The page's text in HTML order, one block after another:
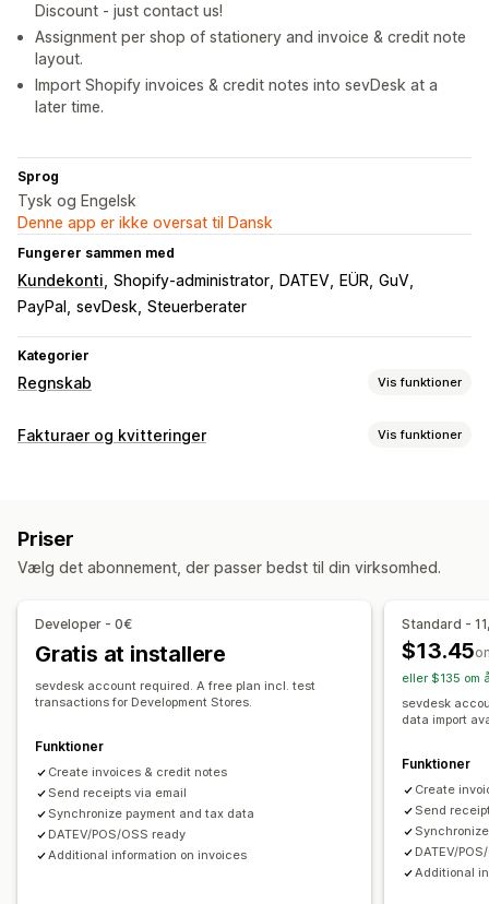
Discount - just contact us!
Assignment per shop of stationery and invoice & credit note
layout.
Import Shopify invoices & credit notes into sevDesk at a
later time.
Sprog
Tysk og Engelsk
Denne app er ikke oversat til Dansk
Fungerer sammen med
Kundekonti Shopify-administrator DATEV EÜR GuV
PayPal
sevDesk Steuerberater
Kategorier
Regnskab Vis funktioner
Regnskabsrapporter
Effektivitetskontrolpanel
Fakturering
Skattefradrag
Købsordrer
Flere butikker
Multivaluta
Automatisk datasynkronisering
Oversigt over dagligt salg
Transaktioner
Udbetalinger
Bankafstemning Fejlløsning Import af historiske data
Fakturaer og kvitteringer Vis funktioner
Filhåndtering
Automatisering af mail
Generering af PDF-filer
Udskriv og eksportér
Priser
Vælg det abonnement, der passer bedst til din virksomhed.
Developer - 0€
Gratis at installere
sevdesk account required. A free plan incl. test
transactions for Development Stores.
Funktioner
Create invoices & credit notes
Send receipts via email
Synchronize payment and tax data
DATEV/POS/OSS ready
Additional information on invoices
Standard -
$13.45
eller $135 om
sevdesk
data import
Funktioner
Create
Send
DATEV/
Additional